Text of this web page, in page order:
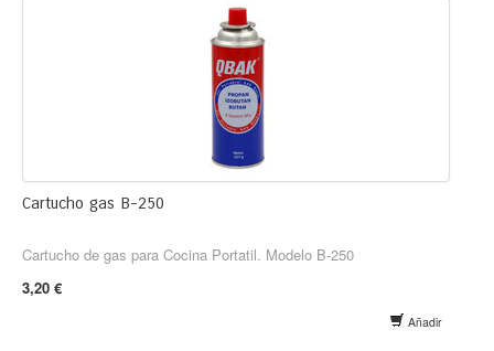
Cartucho gas B-250
Cartucho de gas para Cocina Portatil. Modelo B-250
3,20 €
Añadir